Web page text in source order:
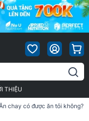
THIỆU
chay có được ăn tỏi không?